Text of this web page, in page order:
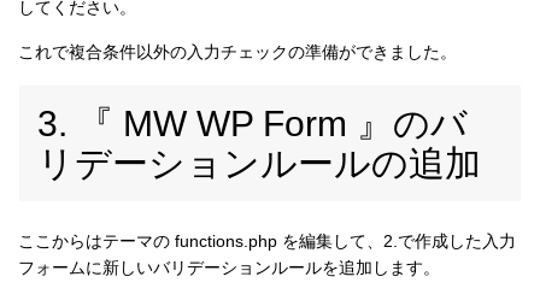
してください。
これで複合条件以外の入力チェックの準備ができました。
3. 『 MW WP Form 』のバ
リデーションルールの追加
ここからはテーマの functions.php を編集して、2.で作成した入力
フォームに新しいバリデーションルールを追加します。